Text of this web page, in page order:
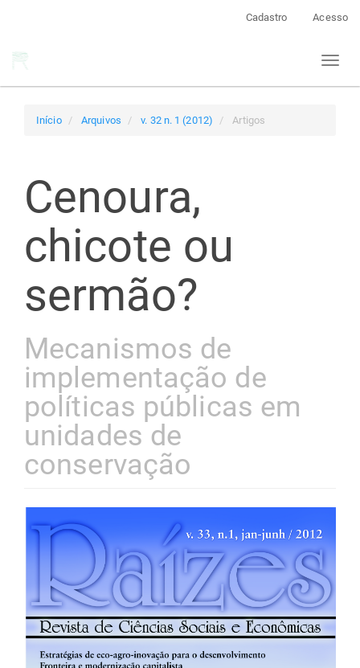
Cadastro Acesso
Toggle
Início Arquivos v. 32 n. 1 (2012) Artigos
Cenoura,
chicote ou
sermão?
Mecanismos de
implementação de
políticas públicas em
unidades de
conservação
Barra
lateral
de
artigos